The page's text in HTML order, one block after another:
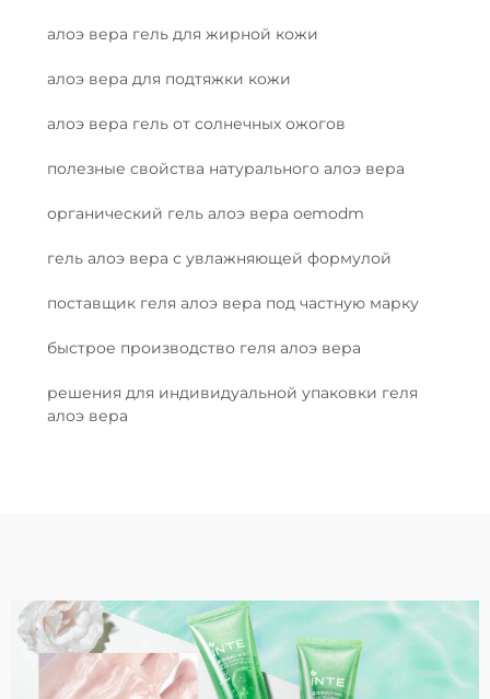
алоэ вера гель для жирной кожи
алоэ вера для подтяжки кожи
алоэ вера гель от солнечных ожогов
полезные свойства натурального алоэ вера
органический гель алоэ вера oemodm
гель алоэ вера с увлажняющей формулой
поставщик геля алоэ вера под частную марку
быстрое производство геля алоэ вера
решения для индивидуальной упаковки геля
алоэ вера